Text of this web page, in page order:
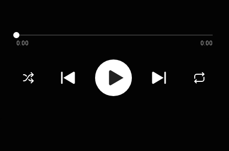
0:00 0:00